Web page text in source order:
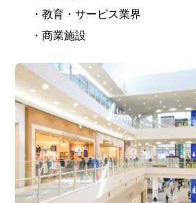
・教育・サービス業界
・商業施設